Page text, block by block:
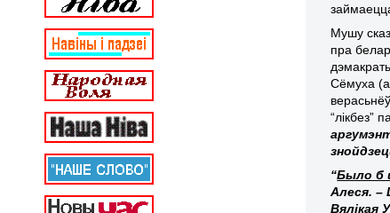
Мушу
пра
Сёмуха
“лікбез”
“Было б
Алеся. –
Вялікая